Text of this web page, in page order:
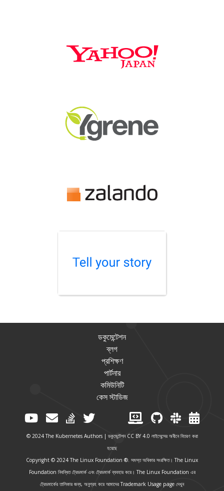
ডকুমেন্টেশন
ব্লগ
প্রশিক্ষণ
পার্টনার
কমিউনিটি
কেস স্টাডিজ
© 2024 The Kubernetes Authors | ডকুমেন্টেশন CC BY 4.0 লাইসেন্সের অধীনে বিতরণ করা
হয়েছে
Copyright © 2024 The Linux Foundation ®. সমস্ত অধিকার সংরক্ষিত। The Linux
Foundation নিবন্ধিত ট্রেডমার্ক এবং ট্রেডমার্ক ব্যবহার করে। The Linux Foundation এর
ট্রেডমার্কের তালিকার জন্য, অনুগ্রহ করে আমাদেরTrademark Usage page দেখুন